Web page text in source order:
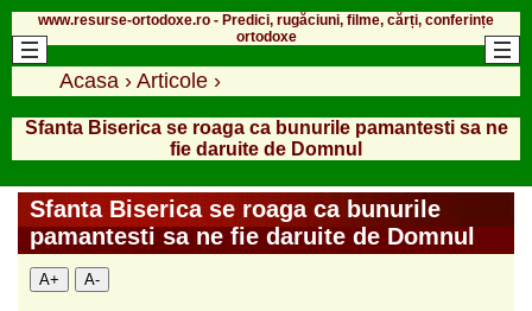
www.resurse-ortodoxe.ro - Predici, rugăciuni, filme, cărți, conferințe
ortodoxe
Acasa › Articole ›
Sfanta Biserica se roaga ca bunurile pamantesti sa ne
fie daruite de Domnul
Sfanta Biserica se roaga ca bunurile
pamantesti sa ne fie daruite de Domnul
A+ A-